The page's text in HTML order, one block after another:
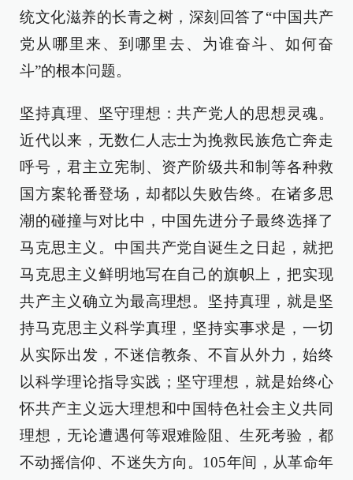
统文化滋养的长青之树，深刻回答了“中国共产
党从哪里来、到哪里去、为谁奋斗、如何奋
斗”的根本问题。
坚持真理、坚守理想：共产党人的思想灵魂。
近代以来，无数仁人志士为挽救民族危亡奔走
呼号，君主立宪制、资产阶级共和制等各种救
国方案轮番登场，却都以失败告终。在诸多思
潮的碰撞与对比中，中国先进分子最终选择了
马克思主义。中国共产党自诞生之日起，就把
马克思主义鲜明地写在自己的旗帜上，把实现
共产主义确立为最高理想。坚持真理，就是坚
持马克思主义科学真理，坚持实事求是，一切
从实际出发，不迷信教条、不盲从外力，始终
以科学理论指导实践；坚守理想，就是始终心
怀共产主义远大理想和中国特色社会主义共同
理想，无论遭遇何等艰难险阻、生死考验，都
不动摇信仰、不迷失方向。105年间，从革命年